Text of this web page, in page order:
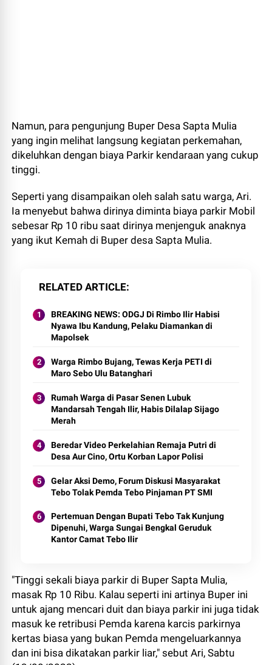
Namun, para pengunjung Buper Desa Sapta Mulia
yang ingin melihat langsung kegiatan perkemahan,
dikeluhkan dengan biaya Parkir kendaraan yang cukup
tinggi.
Seperti yang disampaikan oleh salah satu warga, Ari.
Ia menyebut bahwa dirinya diminta biaya parkir Mobil
sebesar Rp 10 ribu saat dirinya menjenguk anaknya
yang ikut Kemah di Buper desa Sapta Mulia.
RELATED ARTICLE
BREAKING NEWS: ODGJ Di Rimbo Ilir Habisi
Nyawa Ibu Kandung, Pelaku Diamankan di
Mapolsek
Warga Rimbo Bujang, Tewas Kerja PETI di
Maro Sebo Ulu Batanghari
Rumah Warga di Pasar Senen Lubuk
Mandarsah Tengah Ilir, Habis Dilalap Sijago
Merah
Beredar Video Perkelahian Remaja Putri di
Desa Aur Cino, Ortu Korban Lapor Polisi
Gelar Aksi Demo, Forum Diskusi Masyarakat
Tebo Tolak Pemda Tebo Pinjaman PT SMI
Pertemuan Dengan Bupati Tebo Tak Kunjung
Dipenuhi, Warga Sungai Bengkal Geruduk
Kantor Camat Tebo Ilir
"Tinggi sekali biaya parkir di Buper Sapta Mulia,
masak Rp 10 Ribu. Kalau seperti ini artinya Buper ini
untuk ajang mencari duit dan biaya parkir ini juga tidak
masuk ke retribusi Pemda karena karcis parkirnya
kertas biasa yang bukan Pemda mengeluarkannya
dan ini bisa dikatakan parkir liar," sebut Ari, Sabtu